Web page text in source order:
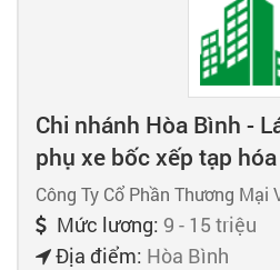
Chi nhánh Hòa Bình -
phụ xe bốc xếp tạp
Công Ty Cổ Phần Thương Mại
Mức lương: 9 - 15 triệu
Địa điểm: Hòa Bình